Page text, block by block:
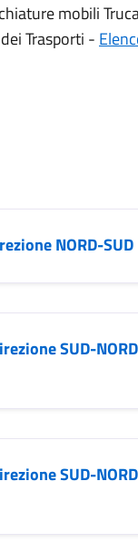
mobili
Trasporti -
NORD-SUD
SUD-NORD
SUD-NORD